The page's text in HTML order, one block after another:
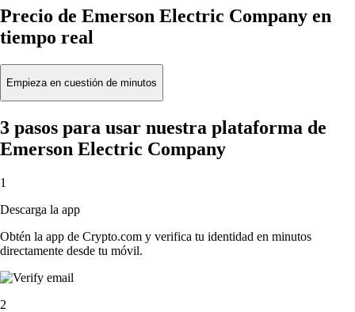
Precio de Emerson Electric Company en
tiempo real
Empieza en cuestión de minutos
3 pasos para usar nuestra plataforma de
Emerson Electric Company
1
Descarga la app
Obtén la app de Crypto.com y verifica tu identidad en minutos
directamente desde tu móvil.
2